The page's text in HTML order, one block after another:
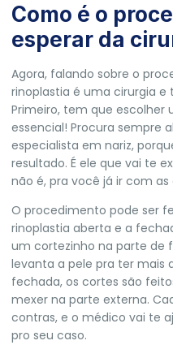
Como é o
esperar da
Agora, falando sobre o
rinoplastia é uma cirurgia
Primeiro, tem que escolher
essencial! Procura sempre
especialista em nariz,
resultado. É ele que vai te
não é, pra você já ir com
O procedimento pode ser
rinoplastia aberta e a
um cortezinho na parte de
levanta a pele pra ter mais
fechada, os cortes são
mexer na parte externa.
contras, e o médico vai te
pro seu caso.